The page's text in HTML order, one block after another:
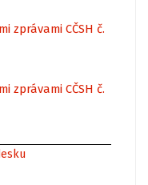
zprávami CČSH č.
zprávami CČSH č.